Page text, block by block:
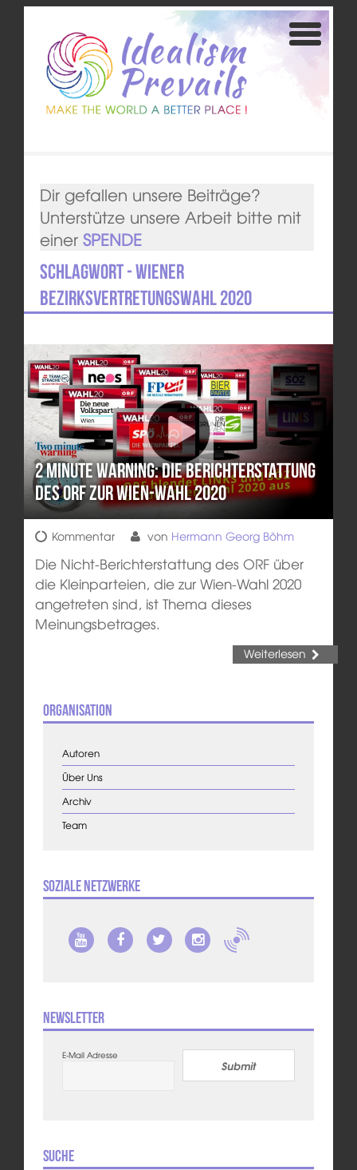
Dir gefallen unsere Beiträge?
Unterstütze unsere Arbeit bitte mit
einer SPENDE
Schlagwort - Wiener
Bezirksvertretungswahl 2020
2 minute warning: Die Berichterstattung
des ORF zur Wien-Wahl 2020
Kommentar von Hermann Georg Böhm
Die Nicht-Berichterstattung des ORF über
die Kleinparteien, die zur Wien-Wahl 2020
angetreten sind, ist Thema dieses
Meinungsbetrages.
Weiterlesen
Organisation
Autoren
Über Uns
Archiv
Team
Soziale Netzwerke
Newsletter
E-Mail Adresse
Submit
Suche